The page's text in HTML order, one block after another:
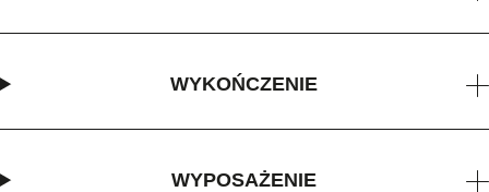
WYKOŃCZENIE
WYPOSAŻENIE